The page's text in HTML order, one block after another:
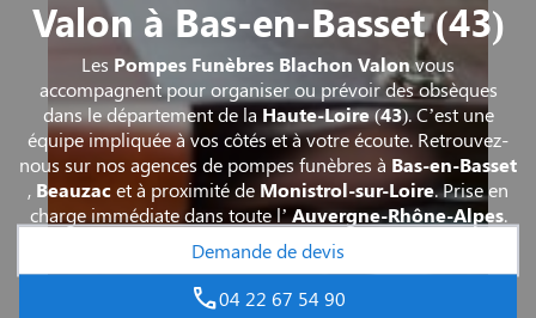
Valon à Bas-en-Basset (43)
Les Pompes Funèbres Blachon Valonvous
accompagnent pour organiser ou prévoir des obsèques
dans le département de la Haute-Loire(43). C’est une
équipe impliquée à vos côtés et à votre écoute. Retrouvez-
nous sur nos agences de pompes funèbres à Bas-en-Basset
, Beauzacet à proximité de Monistrol-sur-Loire. Prise en
charge immédiate dans toute l’ Auvergne-Rhône-Alpes.
Demande de devis
04 22 67 54 90